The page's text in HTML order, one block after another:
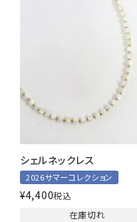
シェルネックレス
2026サマーコレクション
¥4,400税込
在庫切れ